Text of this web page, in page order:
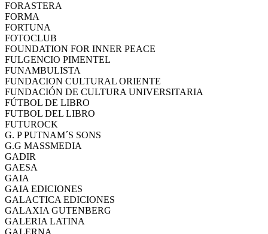
FORASTERA
FORMA
FORTUNA
FOTOCLUB
FOUNDATION FOR INNER PEACE
FULGENCIO PIMENTEL
FUNAMBULISTA
FUNDACION CULTURAL ORIENTE
FUNDACIÓN DE CULTURA UNIVERSITARIA
FÚTBOL DE LIBRO
FUTBOL DEL LIBRO
FUTUROCK
G. P PUTNAM´S SONS
G.G MASSMEDIA
GADIR
GAESA
GAIA
GAIA EDICIONES
GALACTICA EDICIONES
GALAXIA GUTENBERG
GALERIA LATINA
GALERNA